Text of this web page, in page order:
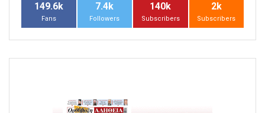
149.6k
Fans
7.4k
Followers
140k
Subscribers
2k
Subscribers